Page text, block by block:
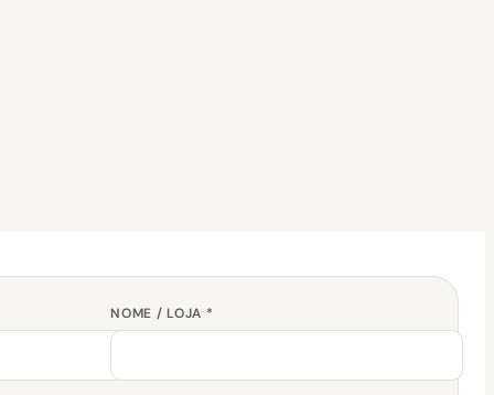
NOME / LOJA *